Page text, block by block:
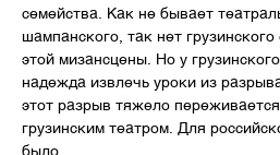
семейства. Как не бывает
шампанского, так нет
этой мизансцены. Но у
надежда извлечь уроки из
этот разрыв тяжело
грузинским театром. Для
было.